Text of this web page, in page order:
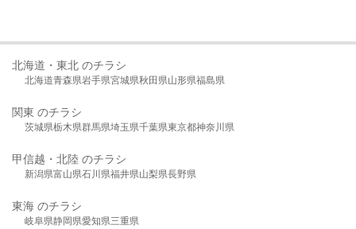
北海道・東北 のチラシ
北海道青森県岩手県宮城県秋田県山形県福島県
関東 のチラシ
茨城県栃木県群馬県埼玉県千葉県東京都神奈川県
甲信越・北陸 のチラシ
新潟県富山県石川県福井県山梨県長野県
東海 のチラシ
岐阜県静岡県愛知県三重県